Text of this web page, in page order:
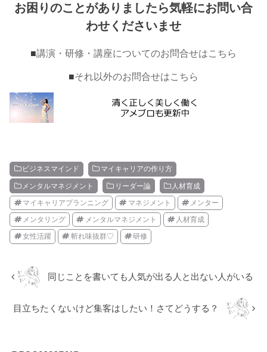
お困りのことがありましたら気軽にお問い合
わせくださいませ
■講演・研修・講座についてのお問合せはこちら
■それ以外のお問合せはこちら
ビジネスマインド マイキャリアの作り方
メンタルマネジメント リーダー論 人材育成
マイキャリアプランニング マネジメント メンター
メンタリング メンタルマネジメント 人材育成
女性活躍 斬れ味抜群♡ 研修
同じことを書いても人気が出る人と出ない人がいる
目立ちたくないけど集客はしたい！さてどうする？